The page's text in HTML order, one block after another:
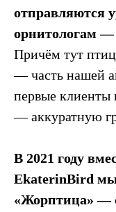
отправляются
орнитологам
Причём тут
— часть нашей
первые клиенты
— аккуратную
В 2021 году
EkaterinBird мы
«Жорптица» —